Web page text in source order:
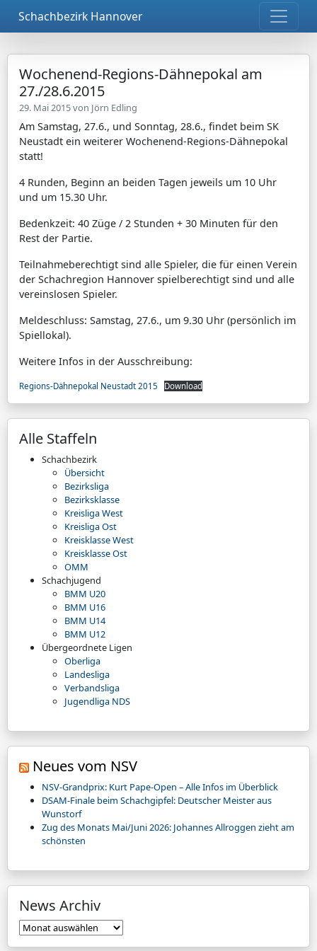
Schachbezirk Hannover
Wochenend-Regions-Dähnepokal am
27./28.6.2015
29. Mai 2015 von Jörn Edling
Am Samstag, 27.6., und Sonntag, 28.6., findet beim SK
Neustadt ein weiterer Wochenend-Regions-Dähnepokal
statt!
4 Runden, Beginn an beiden Tagen jeweils um 10 Uhr
und um 15.30 Uhr.
Bedenkzeit: 40 Züge / 2 Stunden + 30 Minuten für den
Rest der Partie.
Teilnahmeberechtigt sind alle Spieler, die für einen Verein
der Schachregion Hannover spielberechtigt sind und alle
vereinslosen Spieler.
Meldeschluss: Samstag, 27.6., um 9.30 Uhr (persönlich im
Spiellokal).
Weitere Infos in der Ausschreibung:
Regions-Dähnepokal Neustadt 2015 Download
Alle Staffeln
Schachbezirk
Übersicht
Bezirksliga
Bezirksklasse
Kreisliga West
Kreisliga Ost
Kreisklasse West
Kreisklasse Ost
OMM
Schachjugend
BMM U20
BMM U16
BMM U14
BMM U12
Übergeordnete Ligen
Oberliga
Landesliga
Verbandsliga
Jugendliga NDS
Neues vom NSV
NSV-Grandprix: Kurt Pape-Open – Alle Infos im Überblick
DSAM-Finale beim Schachgipfel: Deutscher Meister aus
Wunstorf
Zug des Monats Mai/Juni 2026: Johannes Allroggen zieht am
schönsten
News Archiv
News
Archiv